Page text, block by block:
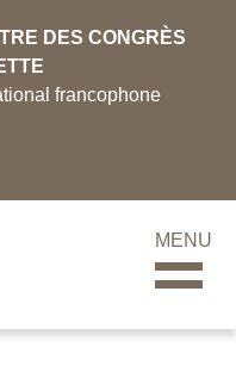
DES CONGRÈS
francophone
MENU